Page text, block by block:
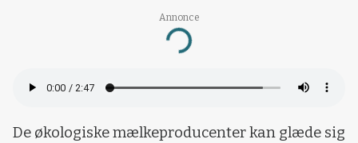
Annonce
Loading...
De økologiske mælkeproducenter kan glæde sig